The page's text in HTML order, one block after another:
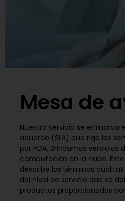
Mesa de
Nuestro servicio se enmarca
acuerdo (SLA) que rige los
por PDA. Brindamos servicios
computación en la nube.
describe los términos
del nivel de servicio que se
productos proporcionados por